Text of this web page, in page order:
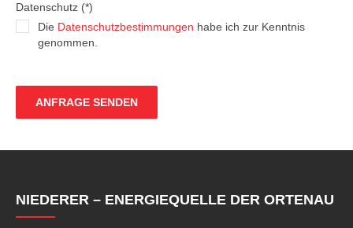
Datenschutz (*)
Die Datenschutzbestimmungen habe ich zur Kenntnis
genommen.
NIEDERER – ENERGIEQUELLE DER ORTENAU